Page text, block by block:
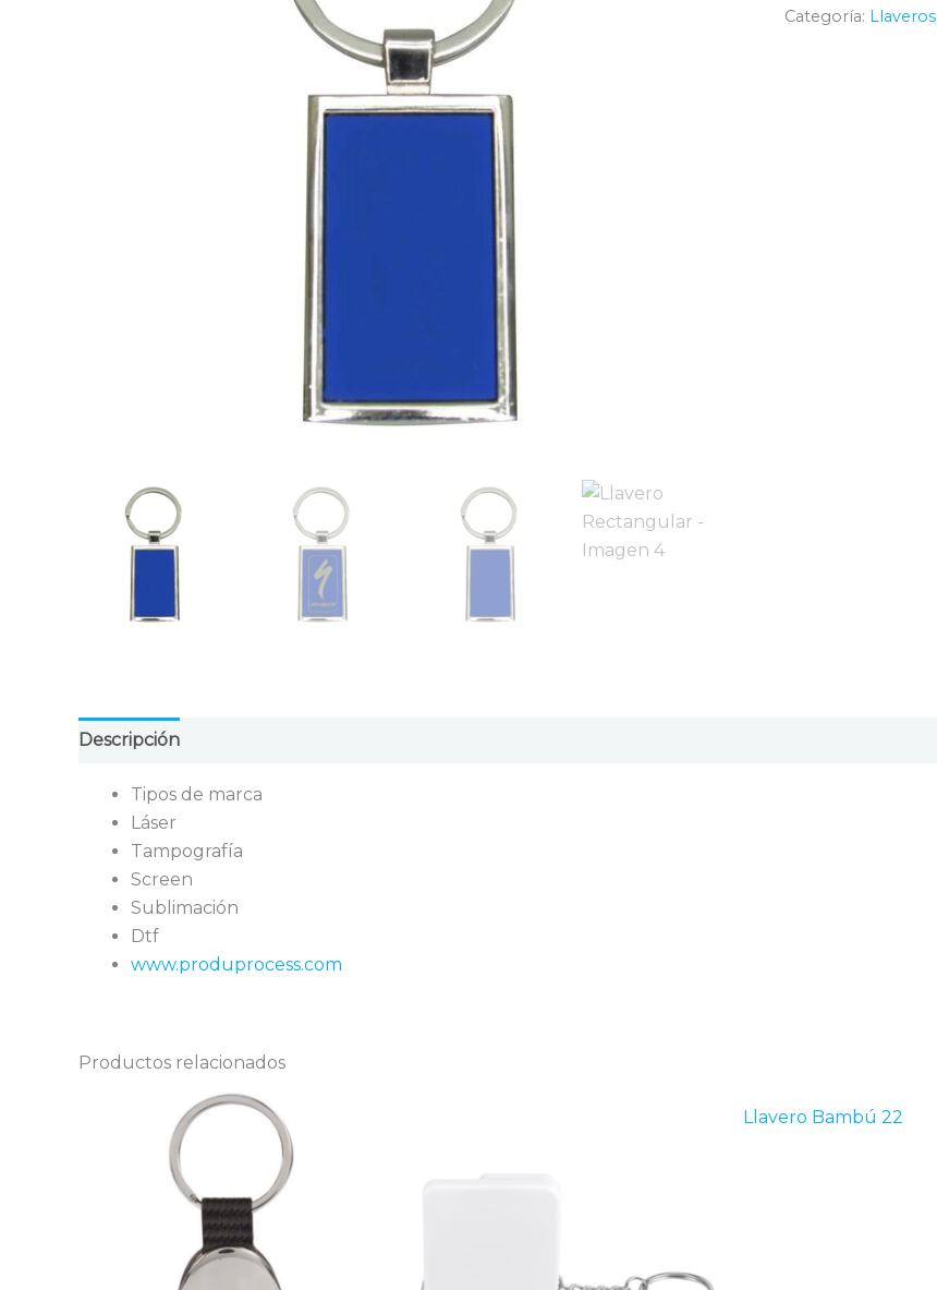
Categoría: Llaveros
Descripción
Tipos de marca
Láser
Tampografía
Screen
Sublimación
Dtf
www.produprocess.com
Productos relacionados
Llavero Bambú 22